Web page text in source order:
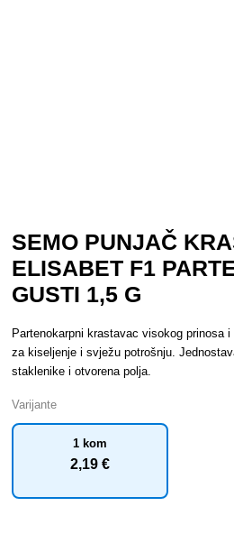
SEMO PUNJAČ
ELISABET F1
GUSTI 1,5 G
Partenokarpni krastavac visokog prinosa
za kiseljenje i svježu potrošnju.
staklenike i otvorena polja.
Varijante
1 kom
2,19 €